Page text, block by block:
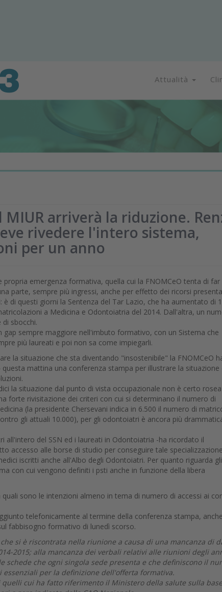
Attualità
arriverà la riduzione.
rivedere l'intero sistema,
per un anno
propria emergenza formativa, quella cui la FNOMCeO tenta di far
parte, sempre più ingressi, anche per effetto dei ricorsi
è di questi giorni la Sentenza del Tar Lazio, che ha aumentato di
a Medicina e Odontoiatria del 2014. Dall'altra, un
sbocchi.
gap sempre maggiore nell'imbuto formativo, con un Sistema che
più laureati e poi non sa come impiegarli.
la situazione che sta diventando "insostenibile" la FNOMCeO
questa mattina una conferenza stampa per illustrare la situazione
la situazione dal punto di vista occupazionale non è certo
forte rivisitazione dei criteri con cui si determinano il numero di
(la presidente Chersevani indica in 6.500 il numero di
gli attuali 10.000), per gli odontoiatri è ancora più
del SSN ed i laureati in Odontoiatria -ha ricordato il
accesso alle borse di studio per conseguire tale
iscritti anche all'Albo degli Odontoiatri. Per quanto riguarda gli
con cui vengono definiti i psti anche in funzione della libera
sono le intenzioni almeno in tema di numero di accessi ai
telefonicamente al termine della conferenza stampa,
fabbisogno formativo di lunedì scorso.
si è riscontrata nella riunione a causa di una mancanza di
2015; alla mancanza dei verbali relativi alle riunioni degli
schede che ogni singola sede presenta e che definiscono il
per la definizione dell'offerta formativa.
cui ha fatto riferimento il Ministero della salute sulla